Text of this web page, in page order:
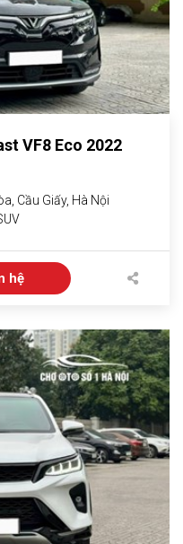
VF8 Eco 2022
Cầu Giấy, Hà Nội
hệ